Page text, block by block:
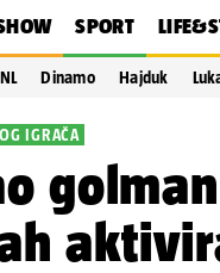
SPORT
Dinamo Hajduk
IGRAČA